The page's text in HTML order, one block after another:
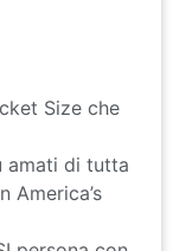
Size che
di tutta
persona con